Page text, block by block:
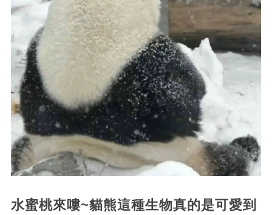
水蜜桃來嘍~貓熊這種生物真的是可愛到